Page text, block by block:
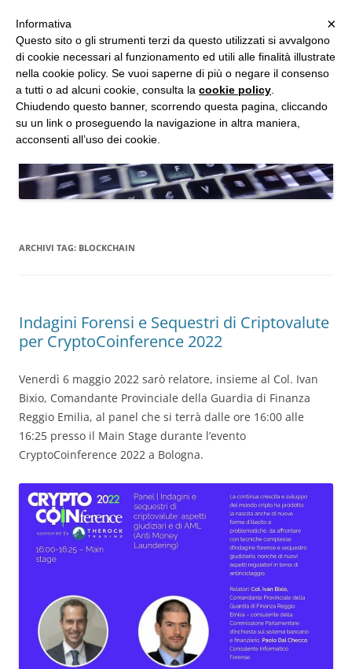
Vai
al
contenuto
Studio d'Informatica Forense
Perizie Informatiche Forensi, CTP e CTU in Processi Civili e Penali
ARCHIVI TAG: BLOCKCHAIN
Indagini Forensi e Sequestri di Criptovalute
per CryptoCoinference 2022
Venerdì 6 maggio 2022 sarò relatore, insieme al Col. Ivan
Bixio, Comandante Provinciale della Guardia di Finanza
Reggio Emilia, al panel che si terrà dalle ore 16:00 alle
16:25 presso il Main Stage durante l’evento
CryptoCoinference 2022 a Bologna.
MENU ×
Informativa
Questo sito o gli strumenti terzi da questo utilizzati si avvalgono
di cookie necessari al funzionamento ed utili alle finalità illustrate
nella cookie policy. Se vuoi saperne di più o negare il consenso
a tutti o ad alcuni cookie, consulta la cookie policy
Chiudendo questo banner, scorrendo questa pagina, cliccando
su un link o proseguendo la navigazione in altra maniera,
acconsenti all’uso dei cookie.